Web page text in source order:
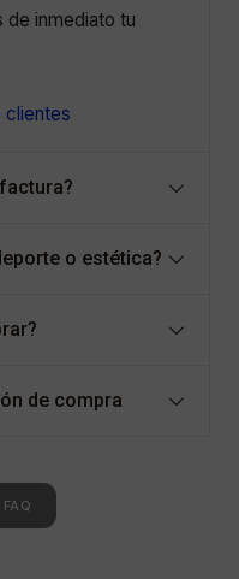
de inmediato tu
clientes
o estética?
de compra